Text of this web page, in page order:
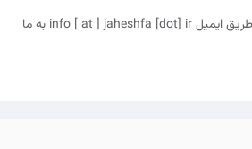
در صورتی که احساس می کنید ما از این قوانین و سیاست ها تبعیت نمی کنیم، از طریق ایمیل info [ at ] jaheshfa [dot] ir به ما